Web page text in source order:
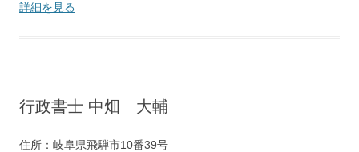
詳細を見る
行政書士 中畑 大輔
住所：岐阜県飛騨市10番39号